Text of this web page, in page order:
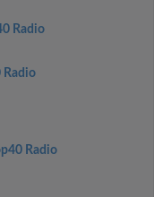
Radio
Radio
Radio